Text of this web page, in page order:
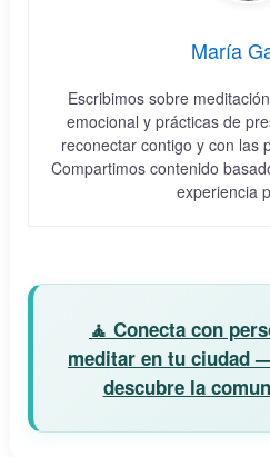
María
Escribimos sobre
emocional y prácticas de
reconectar contigo y con las
Compartimos contenido
experiencia
🧘 Conecta con
meditar en tu ciudad
descubre la